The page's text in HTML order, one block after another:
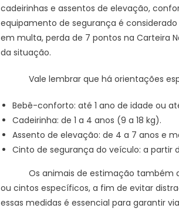
cadeirinhas e assentos de elevação,
equipamento de segurança é
em multa, perda de 7 pontos na Carteira
da situação.
Vale lembrar que há orientações
Bebê-conforto: até 1 ano de idade ou
Cadeirinha: de 1 a 4 anos (9 a 18 kg).
Assento de elevação: de 4 a 7 anos e
Cinto de segurança do veículo: a partir
Os animais de estimação também
ou cintos específicos, a fim de evitar
essas medidas é essencial para garantir